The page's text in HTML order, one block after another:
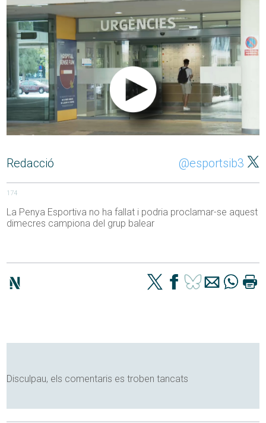
Redacció @esportsib3
174
La Penya Esportiva no ha fallat i podria proclamar-se aquest
dimecres campiona del grup balear
Disculpau, els comentaris es troben tancats